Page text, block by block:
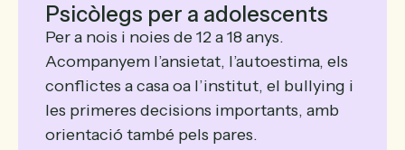
Psicòlegs per a adolescents
Per a nois i noies de 12 a 18 anys.
Acompanyem l’ansietat, l’autoestima, els
conflictes a casa oa l’institut, el bullying i
les primeres decisions importants, amb
orientació també pels pares.